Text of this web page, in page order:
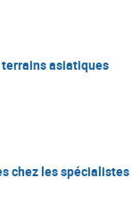
asiatiques
chez les spécialistes